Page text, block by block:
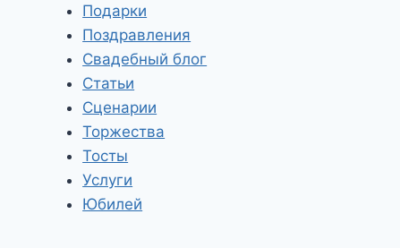
Подарки
Поздравления
Свадебный блог
Статьи
Сценарии
Торжества
Тосты
Услуги
Юбилей